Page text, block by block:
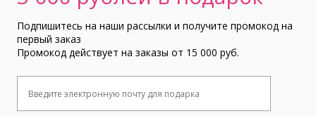
Подпишитесь на наши рассылки и получите промокод на
первый заказ
Промокод действует на заказы от 15 000 руб.